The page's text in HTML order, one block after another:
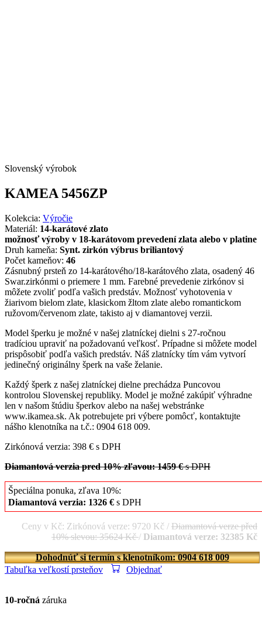
Slovenský výrobok
KAMEA 5456ZP
Kolekcia: Výročie
Materiál: 14-karátové zlato
možnosť výroby v 18-karátovom prevedení zlata alebo v platine
Druh kameňa: Synt. zirkón výbrus briliantový
Počet kameňov: 46
Zásnubný prsteň zo 14-karátového/18-karátového zlata, osadený 46
Swar.zirkónmi o priemere 1 mm. Farebné prevedenie zirkónov si
môžete zvoliť podľa vašich predstáv. Možnosť vyhotovenia v
žiarivom bielom zlate, klasickom žltom zlate alebo romantickom
ružovom/červenom zlate, takisto aj v diamantovej verzii.
Model šperku je možné v našej zlatníckej dielni s 27-ročnou
tradíciou upraviť na požadovanú veľkosť. Prípadne si môžete model
prispôsobiť podľa vašich predstáv. Náš zlatnícky tím vám vytvorí
jedinečný originálny šperk na vaše želanie.
Každý šperk z našej zlatníckej dielne prechádza Puncovou
kontrolou Slovenskej republiky. Model je možné zakúpiť výhradne
len v našom štúdiu šperkov alebo na našej webstránke
www.ikamea.sk. Ak potrebujete pri výbere pomôcť, kontaktujte
nášho klenotníka na t.č.: 0904 618 009.
Zirkónová verzia: 398 € s DPH
Diamantová verzia pred 10% zľavou: 1459 €s DPH
Špeciálna ponuka, zľava 10%:
Diamantová verzia: 1326 € s DPH
Ceny v Kč: Zirkónová verze: 9720 Kč / Diamantová verze před
10% slevou: 35624 Kč/ Diamantová verze: 32385 Kč
Dohodnúť si termín s klenotníkom: 0904 618 009
Tabuľka veľkostí prsteňov
Objednať
10-ročná záruka